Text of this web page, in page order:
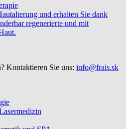
und erhalten Sie dank
regenerierte und mit
Kontaktieren Sie uns: info@frais.sk